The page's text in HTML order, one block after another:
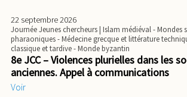
22 septembre 2026
Journée Jeunes chercheurs| Islam médiéval - Mondes
pharaoniques - Médecine grecque et littérature
classique et tardive - Monde byzantin
8e JCC – Violences plurielles dans les
anciennes. Appel à communications
Voir